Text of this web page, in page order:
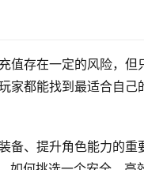
值存在一定的风险，但
家都能找到最适合自己
备、提升角色能力的重